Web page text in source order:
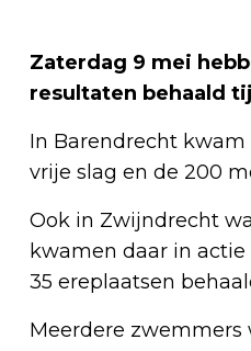
Zaterdag 9 mei
resultaten behaald
In Barendrecht
vrije slag en de 200
Ook in Zwijndrecht
kwamen daar in
35 ereplaatsen
Meerdere zwemmers